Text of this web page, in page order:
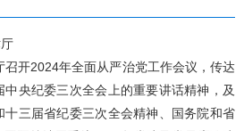
开2024年全面从严治党工作会议，传达
央纪委三次全会上的重要讲话精神，及
十三届省纪委三次全会精神、国务院和省